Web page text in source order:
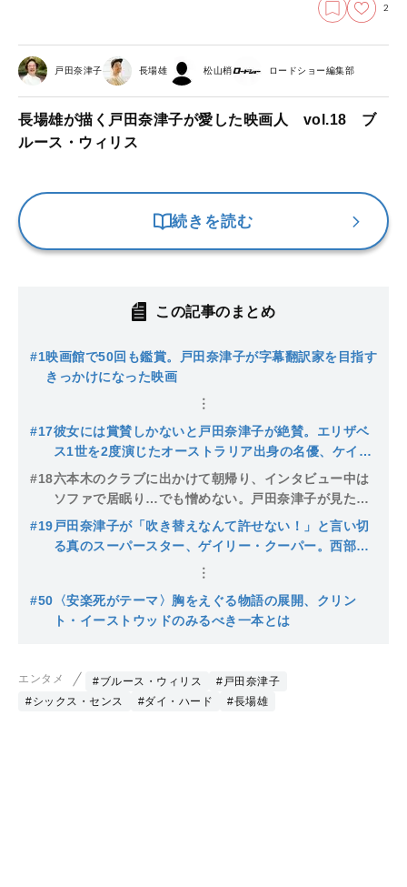
2
戸田奈津子 長場雄 松山梢 ロードショー編集部
長場雄が描く戸田奈津子が愛した映画人 vol.18 ブ
ルース・ウィリス
続きを読む
この記事のまとめ
#1映画館で50回も鑑賞。戸田奈津子が字幕翻訳家を目指す
きっかけになった映画
#17彼女には賞賛しかないと戸田奈津子が絶賛。エリザベ
ス1世を2度演じたオーストラリア出身の名優、ケイ
ト・ブランシェット
#18六本木のクラブに出かけて朝帰り、インタビュー中は
ソファで居眠り…でも憎めない。戸田奈津子が見たブ
ルース・ウィリスの愛すべき素顔
#19戸田奈津子が「吹き替えなんて許せない！」と言い切
る真のスーパースター、ゲイリー・クーパー。西部劇
というジャンルを確立させた立役者
#50 〈安楽死がテーマ〉胸をえぐる物語の展開、クリン
ト・イーストウッドのみるべき一本とは
エンタメ #ブルース・ウィリス
#戸田奈津子
#シックス・センス
#ダイ・ハード #長場雄